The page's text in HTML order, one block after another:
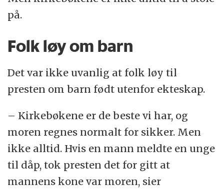
på.
Folk løy om barn
Det var ikke uvanlig at folk løy til
presten om barn født utenfor ekteskap.
– Kirkebøkene er de beste vi har, og
moren regnes normalt for sikker. Men
ikke alltid. Hvis en mann meldte en unge
til dåp, tok presten det for gitt at
mannens kone var moren, sier